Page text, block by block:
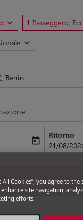
expand_more 1 Passeggero,
expand_more
Benin
date-aria-label
today
Ritorno
fc-
21/08/
Cerca
All Cookies”, you agree to
site navigation,
efforts.